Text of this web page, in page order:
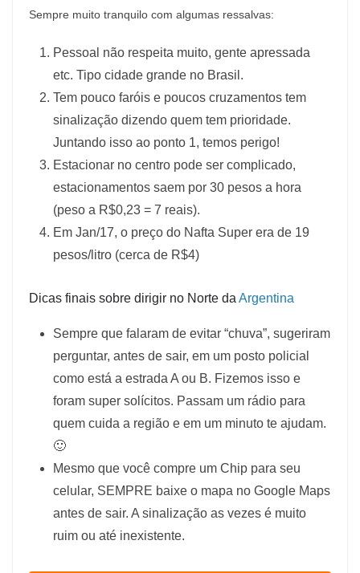
Sempre muito tranquilo com algumas ressalvas:
Pessoal não respeita muito, gente apressada
etc. Tipo cidade grande no Brasil.
Tem pouco faróis e poucos cruzamentos tem
sinalização dizendo quem tem prioridade.
Juntando isso ao ponto 1, temos perigo!
Estacionar no centro pode ser complicado,
estacionamentos saem por 30 pesos a hora
(peso a R$0,23 = 7 reais).
Em Jan/17, o preço do Nafta Super era de 19
pesos/litro (cerca de R$4)
Dicas finais sobre dirigir no Norte da Argentina
Sempre que falaram de evitar “chuva”, sugeriram
perguntar, antes de sair, em um posto policial
como está a estrada A ou B. Fizemos isso e
foram super solícitos. Passam um rádio para
quem cuida a região e em um minuto te ajudam.
🙂
Mesmo que você compre um Chip para seu
celular, SEMPRE baixe o mapa no Google Maps
antes de sair. A sinalização as vezes é muito
ruim ou até inexistente.